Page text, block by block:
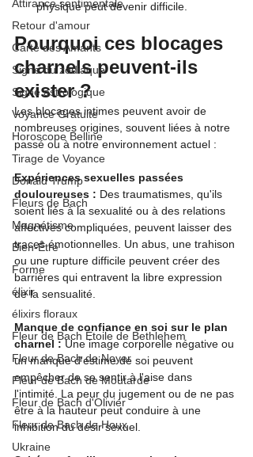
Attirance sentimentale
Retour d'amour
Carte des Amants
Signe du zodiaque
Signe astrologique
Voyance Gratuite
Horoscope Belline
Tirage de Voyance
Donald Trump
Fleurs de Bach
Magnétisme
Bien-Être
Forme
élixir
élixirs floraux
Fleur de Bach Étoile de Bethlehem
Fleur de Bach de Noyer
Fleur de Bach de Moutarde
Fleur de Bach d'Olivier
Fleur de Bach de Houx
Ukraine
physique peut devenir difficile.
Pourquoi ces blocages
charnels peuvent-ils
exister ?
Les blocages intimes peuvent avoir de
nombreuses origines, souvent liées à notre
passé ou à notre environnement actuel :
Expériences sexuelles passées
douloureuses : Des traumatismes, qu'ils
soient liés à la sexualité ou à des relations
affectives compliquées, peuvent laisser des
traces émotionnelles. Un abus, une trahison
ou une rupture difficile peuvent créer des
barrières qui entravent la libre expression
de la sensualité.
Manque de confiance en soi sur le plan
charnel : Une image corporelle négative ou
un manque d'estime de soi peuvent
empêcher de se sentir à l'aise dans
l'intimité. La peur du jugement ou de ne pas
être à la hauteur peut conduire à une
inhibition du désir sexuel.